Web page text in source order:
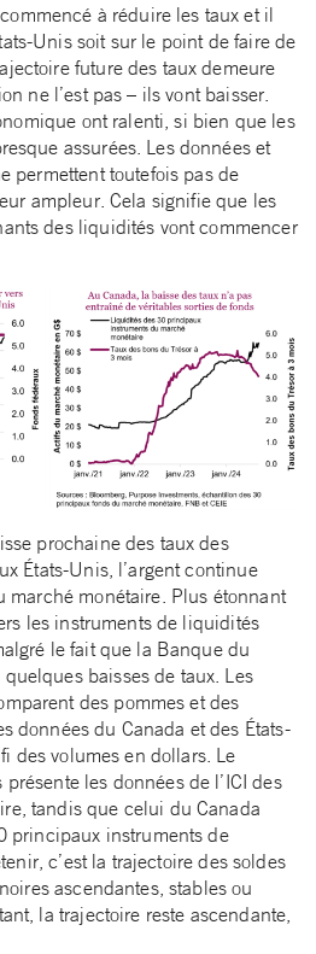
à réduire les taux et il
Unis soit sur le point de faire de
future des taux demeure
ne l’est pas – ils vont baisser.
ont ralenti, si bien que les
assurées. Les données et
permettent toutefois pas de
ampleur. Cela signifie que les
des liquidités vont commencer
prochaine des taux des
États-Unis, l’argent continue
marché monétaire. Plus étonnant
les instruments de liquidités
le fait que la Banque du
baisses de taux. Les
des pommes et des
données du Canada et des États-
des volumes en dollars. Le
les données de l’ICI des
tandis que celui du Canada
principaux instruments de
c’est la trajectoire des soldes
ascendantes, stables ou
la trajectoire reste ascendante,